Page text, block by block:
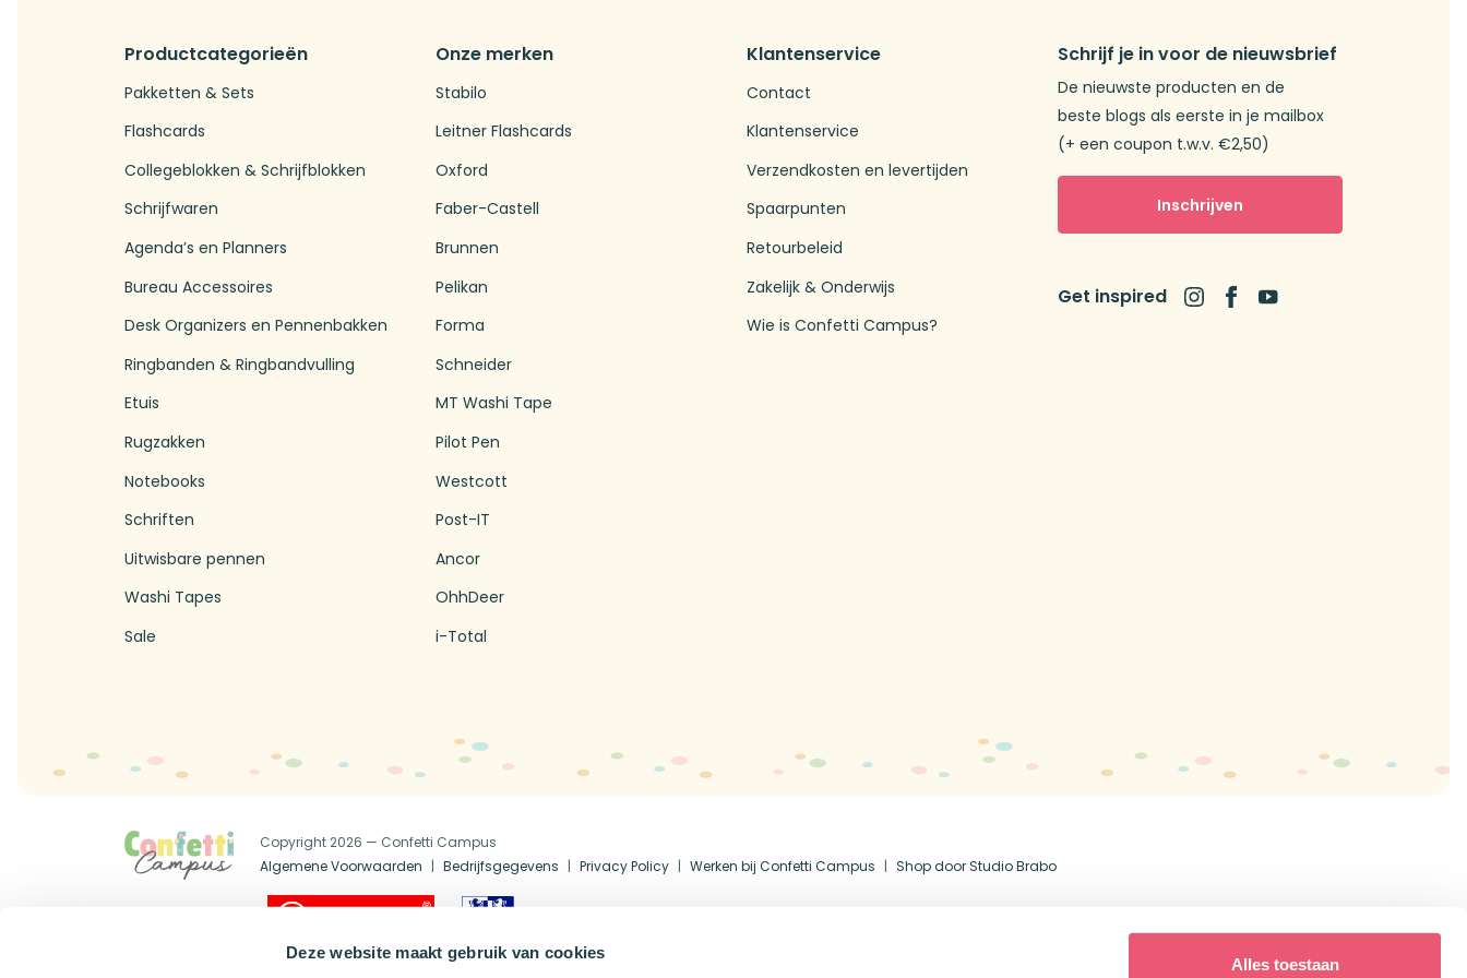
Deze website maakt gebruik van cookies
Alles toestaan
Productcategorieën
Pakketten & Sets
Flashcards
Collegeblokken & Schrijfblokken
Schrijfwaren
Agenda’s en Planners
Bureau Accessoires
Desk Organizers en Pennenbakken
Ringbanden & Ringbandvulling
Etuis
Rugzakken
Notebooks
Schriften
Uitwisbare pennen
Washi Tapes
Sale
Onze merken
Stabilo
Leitner Flashcards
Oxford
Faber-Castell
Brunnen
Pelikan
Forma
Schneider
MT Washi Tape
Pilot Pen
Westcott
Post-IT
Ancor
OhhDeer
i-Total
Klantenservice
Contact
Klantenservice
Verzendkosten en levertijden
Spaarpunten
Retourbeleid
Zakelijk & Onderwijs
Wie is Confetti Campus?
Schrijf je in voor de nieuwsbrief
De nieuwste producten en de
beste blogs als eerste in je mailbox
(+ een coupon t.w.v. €2,50)
Inschrijven
Get inspired
Copyright 2026 — Confetti Campus
Algemene Voorwaarden
Bedrijfsgegevens Privacy Policy Werken bij Confetti Campus Shop door Studio Brabo